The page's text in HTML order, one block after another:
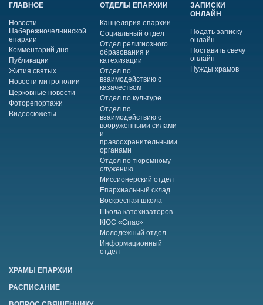
ГЛАВНОЕ
Новости
Набережночелнинской
епархии
Комментарий дня
Публикации
Жития святых
Новости митрополии
Церковные новости
Фоторепортажи
Видеосюжеты
ОТДЕЛЫ ЕПАРХИИ
Канцелярия епархии
Социальный отдел
Отдел религиозного
образования и
катехизации
Отдел по
взаимодействию с
казачеством
Отдел по культуре
Отдел по
взаимодействию с
вооруженными силами
и
правоохранительными
органами
Отдел по тюремному
служению
Миссионерский отдел
Епархиальный склад
Воскресная школа
Школа катехизаторов
КЮС «Спас»
Молодежный отдел
Информационный
отдел
ЗАПИСКИ
ОНЛАЙН
Подать записку
онлайн
Поставить свечу
онлайн
Нужды храмов
ХРАМЫ ЕПАРХИИ
РАСПИСАНИЕ